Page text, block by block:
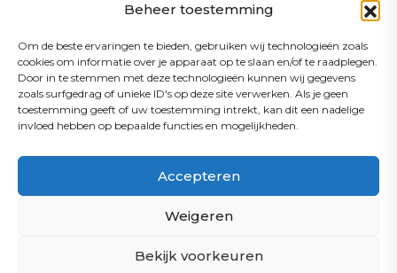
Beheer toestemming
Om de beste ervaringen te bieden, gebruiken wij technologieën zoals
cookies om informatie over je apparaat op te slaan en/of te raadplegen.
Door in te stemmen met deze technologieën kunnen wij gegevens
zoals surfgedrag of unieke ID's op deze site verwerken. Als je geen
toestemming geeft of uw toestemming intrekt, kan dit een nadelige
invloed hebben op bepaalde functies en mogelijkheden.
Accepteren
Weigeren
Bekijk voorkeuren
Kunststof zwembaden
(HDPE)
TVR zwembaden zijn hoogwaardige HDPE
monoblock zwembaden, bekend om hun
duurzaamheid en strakke uitstraling. Ze
worden in de fabriek vervaardigd en bieden
een perfecte balans tussen maatwerk en
Lees meer